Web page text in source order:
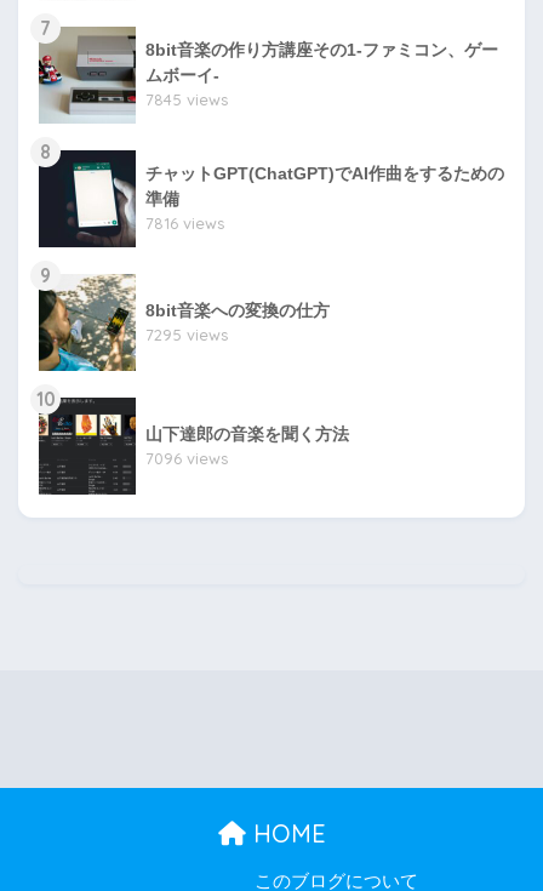
7
8bit音楽の作り方講座その1-ファミコン、ゲー
ムボーイ-
7845 views
8
チャットGPT(ChatGPT)でAI作曲をするための
準備
7816 views
9
8bit音楽への変換の仕方
7295 views
10
山下達郎の音楽を聞く方法
7096 views
HOME
このブログについて